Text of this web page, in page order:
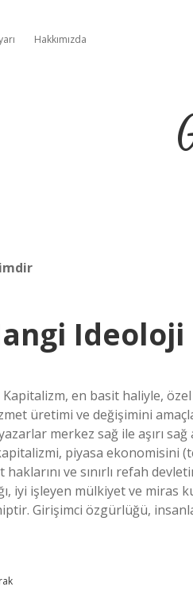
Hakkımızda
Ideoloji
en basit haliyle,
üretimi ve değişimini
merkez sağ ile aşırı
piyasa ekonomisini
ve sınırlı refah
iyi işleyen mülkiyet ve miras
Girişimci özgürlüğü,